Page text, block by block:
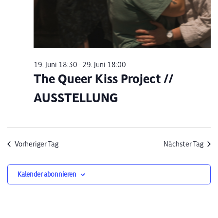
The Queer Kiss Project //
AUSSTELLUNG
19. Juni 18:30 - 29. Juni 18:00
Vorheriger Tag Nächster Tag
Kalender abonnieren